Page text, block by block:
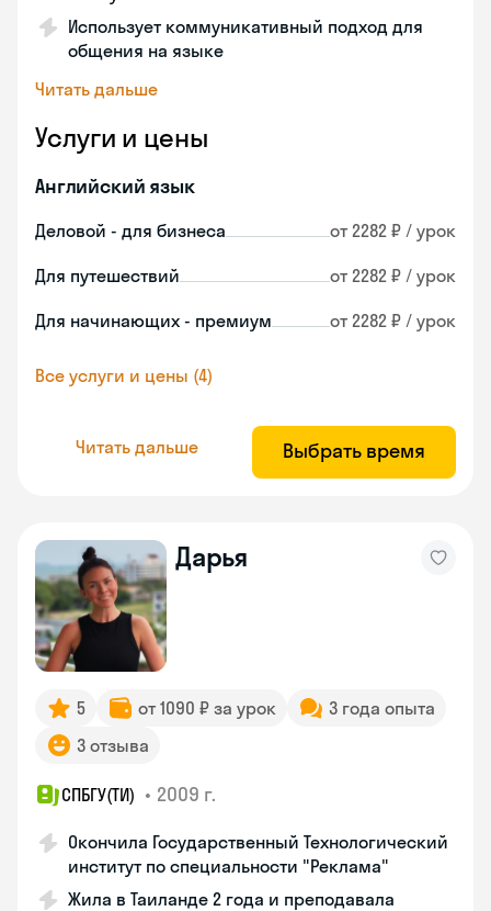
Использует коммуникативный подход для
общения на языке
Читать дальше
Услуги и цены
Английский язык
Деловой - для бизнеса от 2282 ₽ / урок
Для путешествий от 2282 ₽ / урок
Для начинающих - премиум от 2282 ₽ / урок
Все услуги и цены (4)
Читать дальше Выбрать время
Дарья
5 от 1090 ₽ за урок
3 года опыта
3 отзыва
СПБГУ(ТИ) • 2009 г.
Окончила Государственный Технологический
институт по специальности "Реклама"
Жила в Таиланде 2 года и преподавала